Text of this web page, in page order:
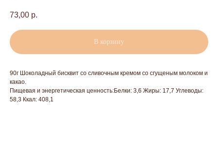
73,00 р.
В корзину
90г Шоколадный бисквит со сливочным кремом со сгущеным молоком и
какао.
Пищевая и энергетическая ценность:Белки: 3,6 Жиры: 17,7 Углеводы:
58,3 Ккал: 408,1